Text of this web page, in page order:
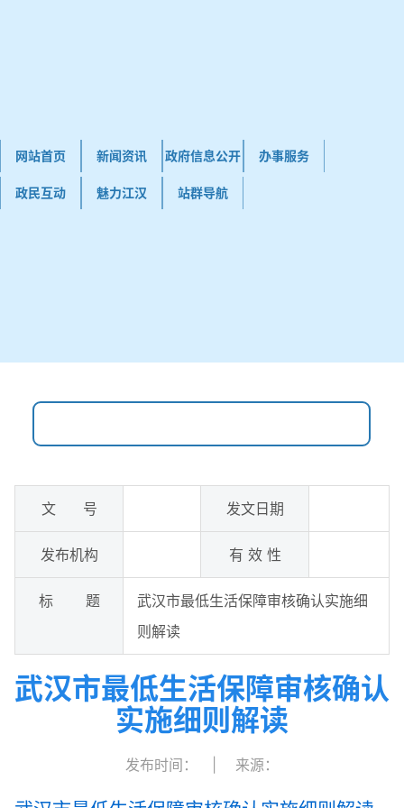
网站首页 新闻资讯 政府信息公开 办事服务
政民互动 魅力江汉 站群导航
文 号 发文日期
发布机构 有 效 性
标 题
武汉市最低生活保障审核确认实施细
则解读
武汉市最低生活保障审核确认
实施细则解读
发布时间： 来源：